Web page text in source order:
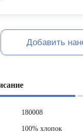
Добавить
180008
100% хлопок